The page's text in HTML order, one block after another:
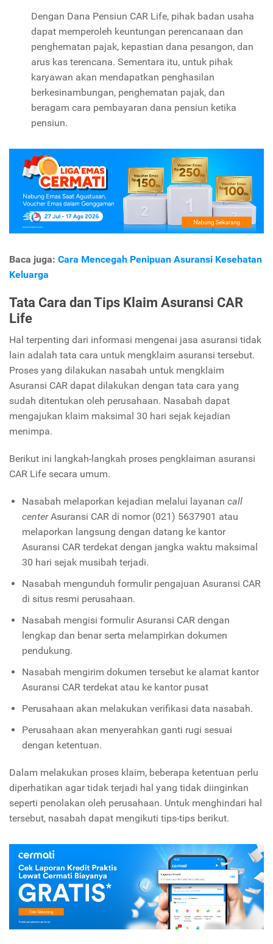
Dengan Dana Pensiun CAR Life, pihak badan usaha
dapat memperoleh keuntungan perencanaan dan
penghematan pajak, kepastian dana pesangon, dan
arus kas terencana. Sementara itu, untuk pihak
karyawan akan mendapatkan penghasilan
berkesinambungan, penghematan pajak, dan
beragam cara pembayaran dana pensiun ketika
pensiun.
Baca juga: Cara Mencegah Penipuan Asuransi Kesehatan
Keluarga
Tata Cara dan Tips Klaim Asuransi CAR
Life
Hal terpenting dari informasi mengenai jasa asuransi tidak
lain adalah tata cara untuk mengklaim asuransi tersebut.
Proses yang dilakukan nasabah untuk mengklaim
Asuransi CAR dapat dilakukan dengan tata cara yang
sudah ditentukan oleh perusahaan. Nasabah dapat
mengajukan klaim maksimal 30 hari sejak kejadian
menimpa.
Berikut ini langkah-langkah proses pengklaiman asuransi
CAR Life secara umum.
Nasabah melaporkan kejadian melalui layanan call
centerAsuransi CAR di nomor (021) 5637901 atau
melaporkan langsung dengan datang ke kantor
Asuransi CAR terdekat dengan jangka waktu maksimal
30 hari sejak musibah terjadi.
Nasabah mengunduh formulir pengajuan Asuransi CAR
di situs resmi perusahaan.
Nasabah mengisi formulir Asuransi CAR dengan
lengkap dan benar serta melampirkan dokumen
pendukung.
Nasabah mengirim dokumen tersebut ke alamat kantor
Asuransi CAR terdekat atau ke kantor pusat
Perusahaan akan melakukan verifikasi data nasabah.
Perusahaan akan menyerahkan ganti rugi sesuai
dengan ketentuan.
Dalam melakukan proses klaim, beberapa ketentuan perlu
diperhatikan agar tidak terjadi hal yang tidak diinginkan
seperti penolakan oleh perusahaan. Untuk menghindari hal
tersebut, nasabah dapat mengikuti tips-tips berikut.